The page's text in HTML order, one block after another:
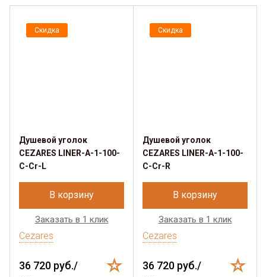
Скидка
Душевой уголок
CEZARES LINER-A-1-100-
C-Cr-L
В корзину
Заказать в 1 клик
Cezares
36 720 руб./
Скидка
Душевой уголок
CEZARES LINER-A-1-100-
C-Cr-R
В корзину
Заказать в 1 клик
Cezares
36 720 руб./